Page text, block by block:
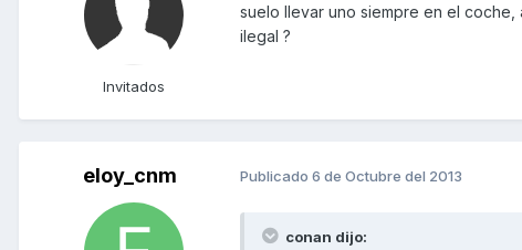
Invitados
suelo llevar uno siempre en el
ilegal ?
eloy_cnm Publicado 6 de Octubre del 2013
conan dijo: